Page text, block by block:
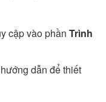
cập vào phầnTrình
dẫn để thiết